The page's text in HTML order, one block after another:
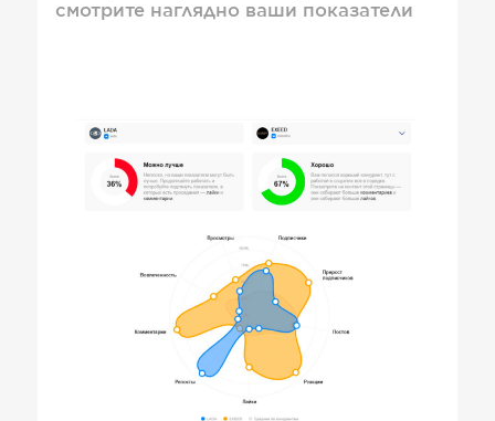
смотрите наглядно ваши показатели